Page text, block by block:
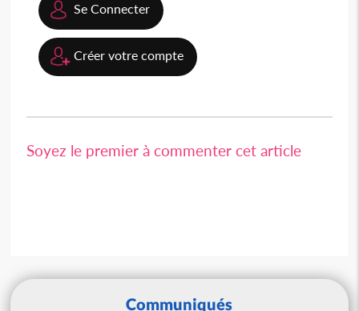
Se Connecter
Créer votre compte
Soyez le premier à commenter cet article
Communiqués